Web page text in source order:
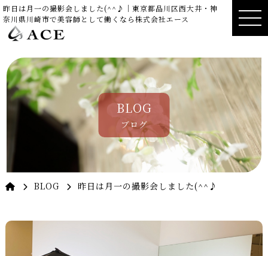
昨日は月一の撮影会しました(^^♪｜東京都品川区西大井・神
奈川県川崎市で美容師として働くなら株式会社エース
BLOG
ブログ
BLOG 昨日は月一の撮影会しました(^^♪